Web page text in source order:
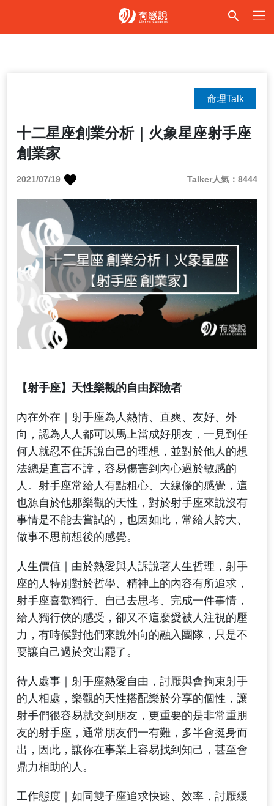
十二星座創業分析｜火象星座射手座
創業家
命理Talk
2021/07/19 Talker人氣：8444
【射手座】天性樂觀的自由探險者
內在外在｜射手座為人熱情、直爽、友好、外
向，認為人人都可以馬上當成好朋友，一見到任
何人就忍不住訴說自己的理想，並對於他人的想
法總是直言不諱，容易傷害到內心過於敏感的
人。射手座常給人有點粗心、大線條的感覺，這
也源自於他那樂觀的天性，對於射手座來說沒有
事情是不能去嘗試的，也因如此，常給人誇大、
做事不思前想後的感覺。
人生價值｜由於熱愛與人訴說著人生哲理，射手
座的人特別對於哲學、精神上的內容有所追求，
射手座喜歡獨行、自己去思考、完成一件事情，
給人獨行俠的感受，卻又不這麼愛被人注視的壓
力，有時候對他們來說外向的融入團隊，只是不
要讓自己過於突出罷了。
待人處事｜射手座熱愛自由，討厭與會拘束射手
的人相處，樂觀的天性搭配樂於分享的個性，讓
射手們很容易就交到朋友，更重要的是非常重朋
友的射手座，通常朋友們一有難，多半會挺身而
出，因此，讓你在事業上容易找到知己，甚至會
鼎力相助的人。
工作態度｜如同雙子座追求快速、效率，討厭緩